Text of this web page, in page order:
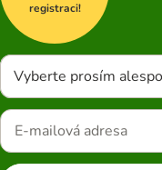
registraci!
Vyberte prosím